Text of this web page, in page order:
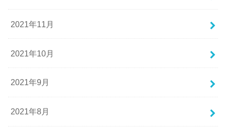
2021年11月
2021年10月
2021年9月
2021年8月